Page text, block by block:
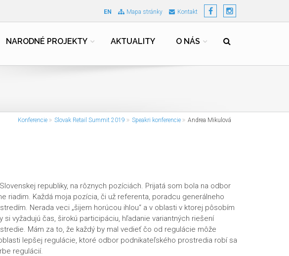
EN Mapa stránky Kontakt
NARODNÉ PROJEKTY AKTUALITY O NÁS
Konferencie Slovak Retail Summit 2019 Speakri konferencie Andrea Mikulová
republiky, na rôznych pozíciách. Prijatá som bola na odbor
riadim. Každá moja pozícia, či už referenta, poradcu generálneho
Nerada veci „šijem horúcou ihlou“ a v oblasti v ktorej pôsobím
vyžadujú čas, širokú participáciu, hľadanie variantných riešení
Mám za to, že každý by mal vedieť čo od regulácie môže
lepšej regulácie, ktoré odbor podnikateľského prostredia robí sa
regulácií.